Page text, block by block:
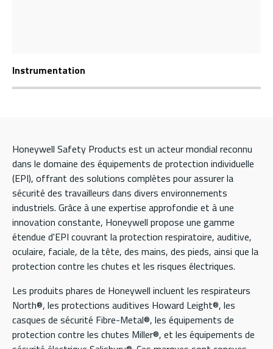
Instrumentation
Honeywell Safety Products est un acteur mondial reconnu
dans le domaine des équipements de protection individuelle
(EPI), offrant des solutions complètes pour assurer la
sécurité des travailleurs dans divers environnements
industriels. Grâce à une expertise approfondie et à une
innovation constante, Honeywell propose une gamme
étendue d'EPI couvrant la protection respiratoire, auditive,
oculaire, faciale, de la tête, des mains, des pieds, ainsi que la
protection contre les chutes et les risques électriques.
Les produits phares de Honeywell incluent les respirateurs
North®, les protections auditives Howard Leight®, les
casques de sécurité Fibre-Metal®, les équipements de
protection contre les chutes Miller®, et les équipements de